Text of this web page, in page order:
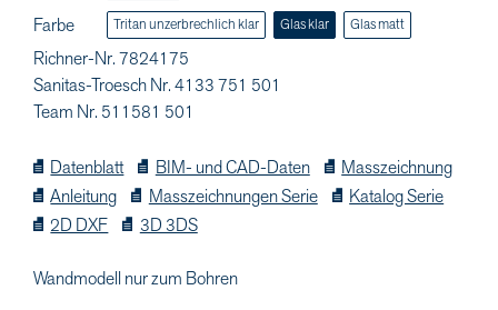
Farbe Tritan unzerbrechlich klar Glas klar Glas matt
Richner-Nr. 7824175
Sanitas-Troesch Nr. 4133 751 501
Team Nr. 511581 501
Datenblatt BIM- und CAD-Daten
Masszeichnung
Anleitung
Masszeichnungen Serie
Katalog Serie
2D DXF
3D 3DS
Wandmodell nur zum Bohren